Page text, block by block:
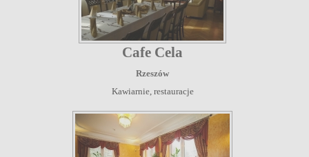
Cafe Cela
Rzeszów
Kawiarnie, restauracje